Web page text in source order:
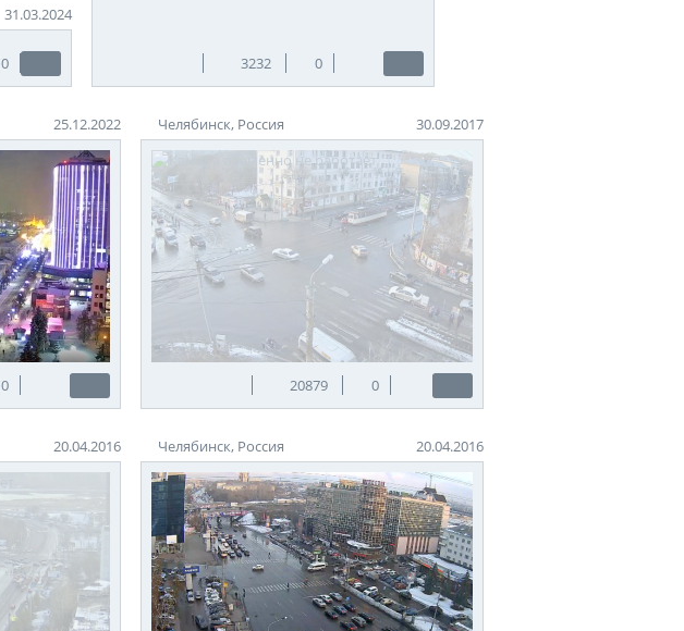
31.03.2024
0 3232 0
25.12.2022
0
Челябинск, Россия 30.09.2017
20879 0
20.04.2016 Челябинск, Россия 20.04.2016